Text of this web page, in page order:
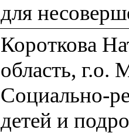
для
Короткова
область, г.о.
Социально-
детей и